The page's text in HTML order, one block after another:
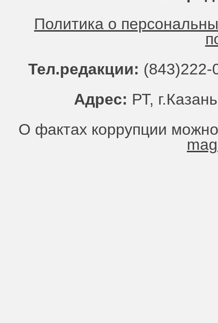
Политика о
Тел.редакции:
Адрес: РТ,
О фактах коррупции